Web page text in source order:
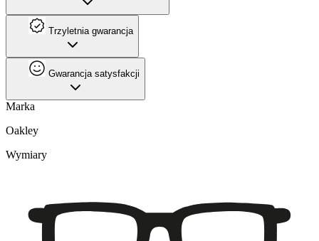
Trzyletnia gwarancja
Gwarancja satysfakcji
Marka
Oakley
Wymiary